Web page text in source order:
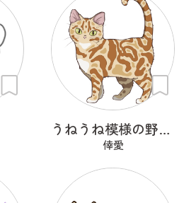
うねうね模様の野良猫
倖愛